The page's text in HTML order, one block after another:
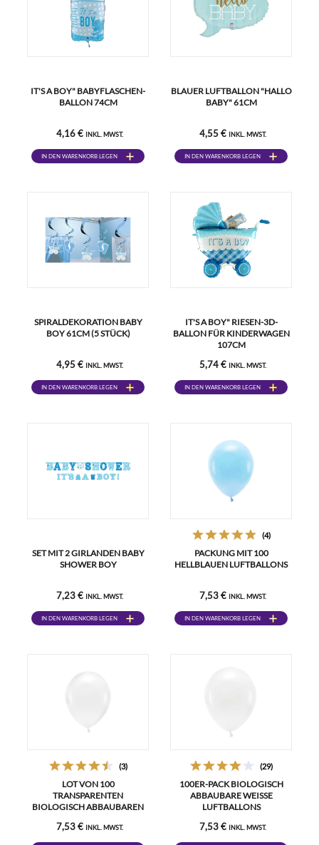
IT'S A BOY" BABYFLASCHEN-
BALLON 74CM
4,16 € INKL. MWST.
IN DEN WARENKORB LEGEN
BLAUER LUFTBALLON "HALLO
BABY" 61CM
4,55 € INKL. MWST.
IN DEN WARENKORB LEGEN
SPIRALDEKORATION BABY
BOY 61CM (5 STÜCK)
4,95 € INKL. MWST.
IN DEN WARENKORB LEGEN
IT'S A BOY" RIESEN-3D-
BALLON FÜR KINDERWAGEN
107CM
5,74 € INKL. MWST.
IN DEN WARENKORB LEGEN
SET MIT 2 GIRLANDEN BABY
SHOWER BOY
7,23 € INKL. MWST.
IN DEN WARENKORB LEGEN
(4)
PACKUNG MIT 100
HELLBLAUEN LUFTBALLONS
7,53 € INKL. MWST.
IN DEN WARENKORB LEGEN
(3)
LOT VON 100
TRANSPARENTEN
BIOLOGISCH ABBAUBAREN
7,53 € INKL. MWST.
(29)
100ER-PACK BIOLOGISCH
ABBAUBARE WEISSE L
UFTBALLONS
7,53 € INKL. MWST.